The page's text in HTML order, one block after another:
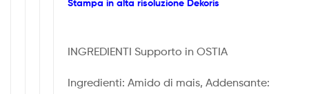
Stampa in alta risoluzione Dekoris
INGREDIENTI Supporto in OSTIA
Ingredienti: Amido di mais, Addensante: